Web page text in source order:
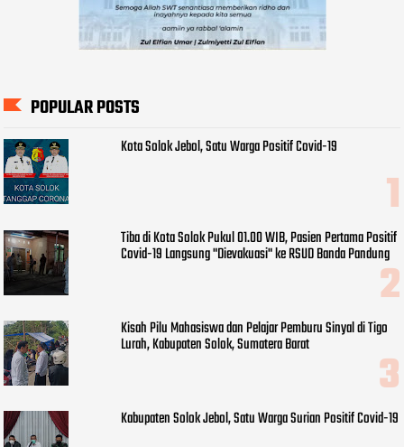
POPULAR POSTS
Kota Solok Jebol, Satu Warga Positif Covid-19
Tiba di Kota Solok Pukul 01.00 WIB, Pasien Pertama Positif
Covid-19 Langsung "Dievakuasi" ke RSUD Banda Pandung
Kisah Pilu Mahasiswa dan Pelajar Pemburu Sinyal di Tigo
Lurah, Kabupaten Solok, Sumatera Barat
Kabupaten Solok Jebol, Satu Warga Surian Positif Covid-19